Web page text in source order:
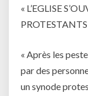
« L’EGLISE
PROTESTANTS
« Après les
par des
un synode